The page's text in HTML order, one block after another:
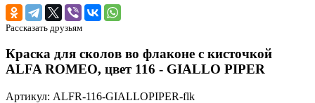
Рассказать друзьям
Краска для сколов во флаконе с кисточкой
ALFA ROMEO, цвет 116 - GIALLO PIPER
Артикул: ALFR-116-GIALLOPIPER-flk